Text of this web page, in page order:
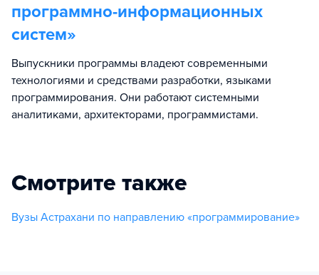
программно-информационных
систем»
Выпускники программы владеют современными
технологиями и средствами разработки, языками
программирования. Они работают системными
аналитиками, архитекторами, программистами.
Смотрите также
Вузы Астрахани по направлению «программирование»